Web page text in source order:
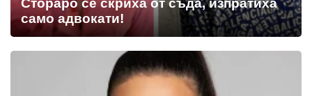
Стораро се скриха от съда, изпратиха
само адвокати!